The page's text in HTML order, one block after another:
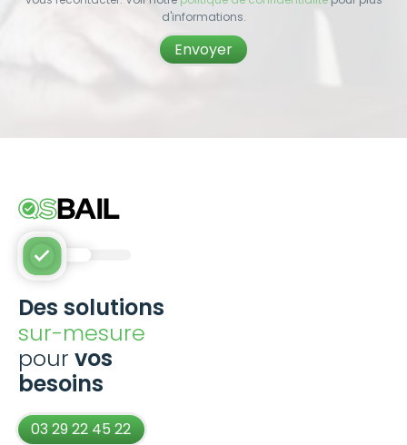
d'informations.
Des solutions
sur-mesure
pour vos
besoins
03 29 22 45 22